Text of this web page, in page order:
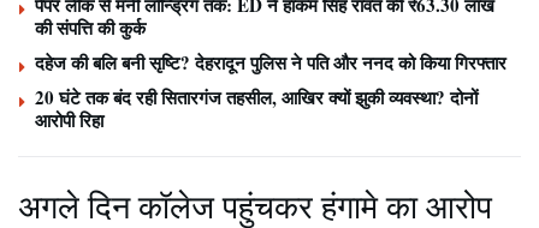
की संपत्ति की कुर्क
दहेज की बलि बनी सृष्टि? देहरादून पुलिस ने पति और ननद को किया गिरफ्तार
20 घंटे तक बंद रही सितारगंज तहसील, आखिर क्यों झुकी व्यवस्था? दोनों
आरोपी रिहा
अगले दिन कॉलेज पहुंचकर हंगामे का आरोप